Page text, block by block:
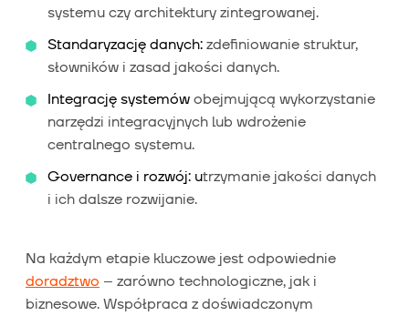
systemu czy architektury zintegrowanej.
Standaryzację danych: zdefiniowanie struktur,
słowników i zasad jakości danych.
Integrację systemów obejmującą wykorzystanie
narzędzi integracyjnych lub wdrożenie
centralnego systemu.
Governance i rozwój: utrzymanie jakości danych
i ich dalsze rozwijanie.
Na każdym etapie kluczowe jest odpowiednie
doradztwo – zarówno technologiczne, jak i
biznesowe. Współpraca z doświadczonym